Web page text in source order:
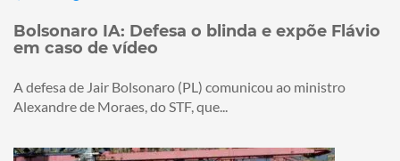
Bolsonaro IA: Defesa o blinda e expõe Flávio
em caso de vídeo
A defesa de Jair Bolsonaro (PL) comunicou ao ministro
Alexandre de Moraes, do STF, que...